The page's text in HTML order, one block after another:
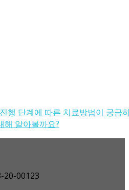
행 단계에 따른 치료방법이 궁금
해 알아볼까요?
20-00123